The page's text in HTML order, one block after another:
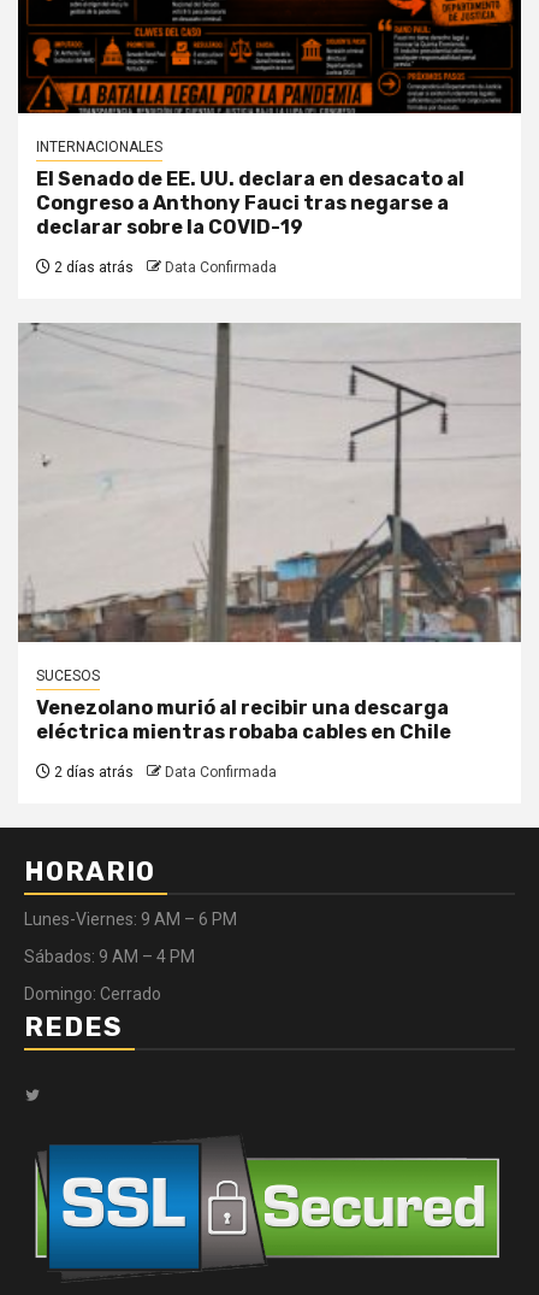
INTERNACIONALES
El Senado de EE. UU. declara en desacato al
Congreso a Anthony Fauci tras negarse a
declarar sobre la COVID-19
2 días atrás Data Confirmada
SUCESOS
Venezolano murió al recibir una descarga
eléctrica mientras robaba cables en Chile
2 días atrás Data Confirmada
HORARIO
Lunes-Viernes: 9 AM – 6 PM
Sábados: 9 AM – 4 PM
Domingo: Cerrado
REDES
Twitter